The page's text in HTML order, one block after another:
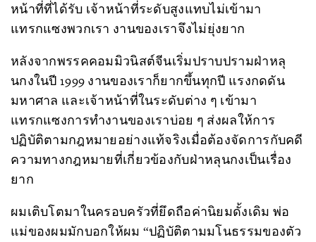
หน้าที่ที่ได้รับ เจ้าหน้าที่ระดับสูงแทบไม่เข้ามา
แทรกแซงพวกเรา งานของเราจึงไม่ยุ่งยาก
หลังจากพรรคคอมมิวนิสต์จีนเริ่มปราบปรามฝ่าหลุ
นกงในปี 1999 งานของเราก็ยากขึ้นทุกปี แรงกดดัน
มหาศาล และเจ้าหน้าที่ในระดับต่าง ๆ เข้ามา
แทรกแซงการทำงานของเราบ่อย ๆ ส่งผลให้การ
ปฏิบัติตามกฎหมายอย่างแท้จริงเมื่อต้องจัดการกับคดี
ความทางกฎหมายที่เกี่ยวข้องกับฝ่าหลุนกงเป็นเรื่อง
ยาก
ผมเติบโตมาในครอบครัวที่ยึดถือค่านิยมดั้งเดิม พ่อ
แม่ของผมมักบอกให้ผม “ปฏิบัติตามมโนธรรมของตัว